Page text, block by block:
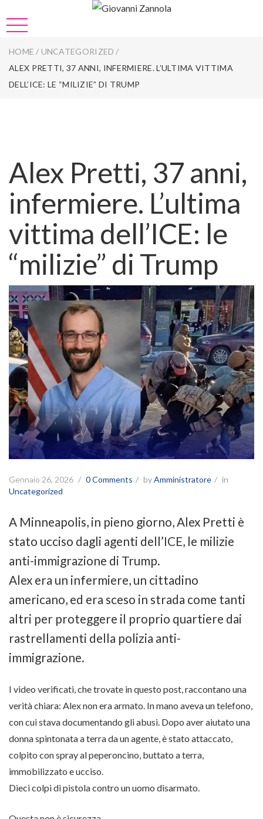
HOME / UNCATEGORIZED /
ALEX PRETTI, 37 ANNI, INFERMIERE. L’ULTIMA VITTIMA
DELL’ICE: LE “MILIZIE” DI TRUMP
Alex Pretti, 37 anni,
infermiere. L’ultima
vittima dell’ICE: le
“milizie” di Trump
Gennaio 26, 2026 0 Comments byAmministratore
in
Uncategorized
A Minneapolis, in pieno giorno, Alex Pretti è
stato ucciso dagli agenti dell’ICE, le milizie
anti-immigrazione di Trump.
Alex era un infermiere, un cittadino
americano, ed era sceso in strada come tanti
altri per proteggere il proprio quartiere dai
rastrellamenti della polizia anti-
immigrazione.
I video verificati, che trovate in questo post, raccontano una
verità chiara: Alex non era armato. In mano aveva un telefono,
con cui stava documentando gli abusi. Dopo aver aiutato una
donna spintonata a terra da un agente, è stato attaccato,
colpito con spray al peperoncino, buttato a terra,
immobilizzato e ucciso.
Dieci colpi di pistola contro un uomo disarmato.